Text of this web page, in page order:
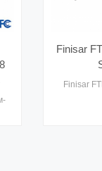
Finisar
Finisar